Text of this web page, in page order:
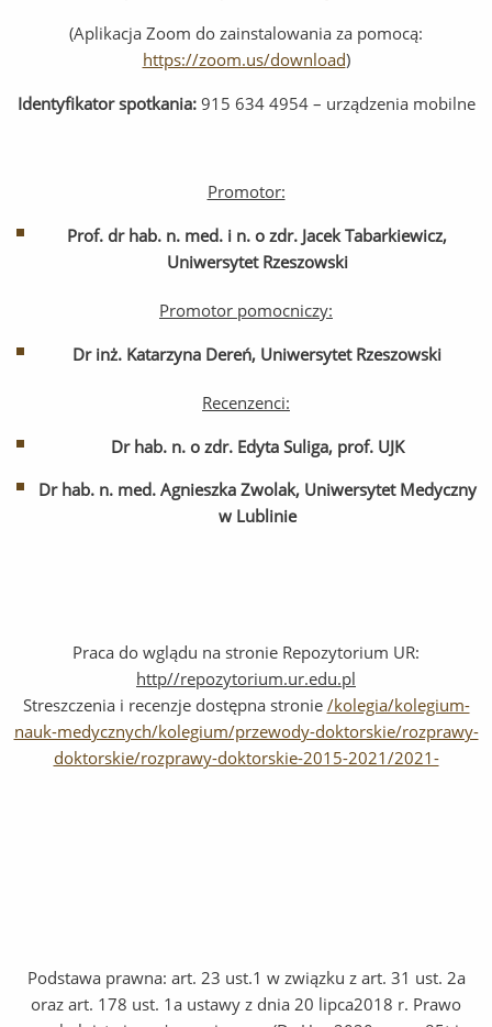
(Aplikacja Zoom do zainstalowania za pomocą:
https://zoom.us/download)
Identyfikator spotkania:915 634 4954 – urządzenia mobilne
Promotor:
Prof. dr hab. n. med. i n. o zdr. Jacek Tabarkiewicz,
Uniwersytet Rzeszowski
Promotor pomocniczy:
Dr inż. Katarzyna Dereń, Uniwersytet Rzeszowski
Recenzenci:
Dr hab. n. o zdr. Edyta Suliga, prof. UJK
Dr hab. n. med. Agnieszka Zwolak, Uniwersytet Medyczny
w Lublinie
Praca do wglądu na stronie Repozytorium UR:
http//repozytorium.ur.edu.pl
Streszczenia i recenzje dostępna stronie /kolegia/kolegium-
nauk-medycznych/kolegium/przewody-doktorskie/rozprawy-
doktorskie/rozprawy-doktorskie-2015-2021/2021-
Podstawa prawna: art. 23 ust.1 w związku z art. 31 ust. 2a
oraz art. 178 ust. 1a ustawy z dnia 20 lipca2018 r. Prawo